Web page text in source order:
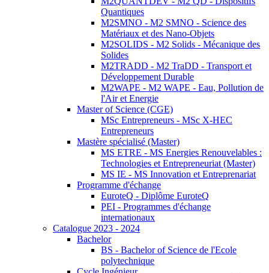
Quantiques
M2SMNO - M2 SMNO - Science des
Matériaux et des Nano-Objets
M2SOLIDS - M2 Solids - Mécanique des
Solides
M2TRADD - M2 TraDD - Transport et
Développement Durable
M2WAPE - M2 WAPE - Eau, Pollution de
l'Air et Energie
Master of Science (CGE)
MSc Entrepreneurs - MSc X-HEC
Entrepreneurs
Mastère spécialisé (Master)
MS ETRE - MS Energies Renouvelables :
Technologies et Entrepreneuriat (Master)
MS IE - MS Innovation et Entreprenariat
Programme d'échange
EuroteQ - Diplôme EuroteQ
PEI - Programmes d'échange
internationaux
Catalogue 2023 - 2024
Bachelor
BS - Bachelor of Science de l'Ecole
polytechnique